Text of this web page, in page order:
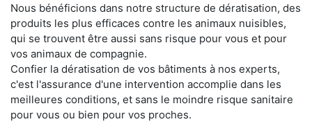
Nous bénéficions dans notre structure de dératisation, des
produits les plus efficaces contre les animaux nuisibles,
qui se trouvent être aussi sans risque pour vous et pour
vos animaux de compagnie.
Confier la dératisation de vos bâtiments à nos experts,
c'est l'assurance d'une intervention accomplie dans les
meilleures conditions, et sans le moindre risque sanitaire
pour vous ou bien pour vos proches.